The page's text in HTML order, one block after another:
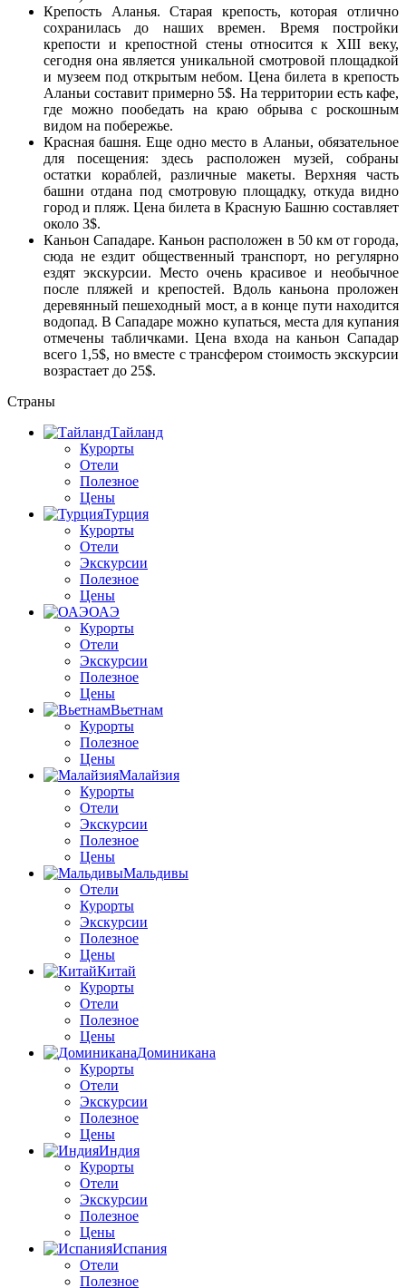
Крепость Аланья. Старая крепость, которая отлично
сохранилась до наших времен. Время постройки
крепости и крепостной стены относится к XIII веку,
сегодня она является уникальной смотровой площадкой
и музеем под открытым небом. Цена билета в крепость
Аланьи составит примерно 5$. На территории есть кафе,
где можно пообедать на краю обрыва с роскошным
видом на побережье.
Красная башня. Еще одно место в Аланьи, обязательное
для посещения: здесь расположен музей, собраны
остатки кораблей, различные макеты. Верхняя часть
башни отдана под смотровую площадку, откуда видно
город и пляж. Цена билета в Красную Башню составляет
около 3$.
Каньон Сападаре. Каньон расположен в 50 км от города,
сюда не ездит общественный транспорт, но регулярно
ездят экскурсии. Место очень красивое и необычное
после пляжей и крепостей. Вдоль каньона проложен
деревянный пешеходный мост, а в конце пути находится
водопад. В Сападаре можно купаться, места для купания
отмечены табличками. Цена входа на каньон Сападар
всего 1,5$, но вместе с трансфером стоимость экскурсии
возрастает до 25$.
Страны
Тайланд
Курорты
Отели
Полезное
Цены
Турция
Курорты
Отели
Экскурсии
Полезное
Цены
ОАЭ
Курорты
Отели
Экскурсии
Полезное
Цены
Вьетнам
Курорты
Полезное
Цены
Малайзия
Курорты
Отели
Экскурсии
Полезное
Цены
Мальдивы
Отели
Курорты
Экскурсии
Полезное
Цены
Китай
Курорты
Отели
Полезное
Цены
Доминикана
Курорты
Отели
Экскурсии
Полезное
Цены
Индия
Курорты
Отели
Экскурсии
Полезное
Цены
Испания
Отели
Полезное